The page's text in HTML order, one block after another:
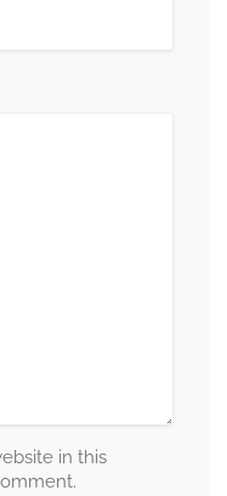
in this